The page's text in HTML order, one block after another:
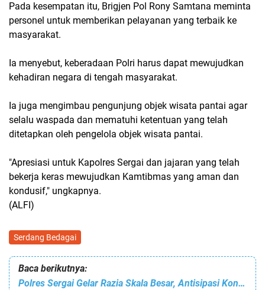
Pada kesempatan itu, Brigjen Pol Rony Samtana meminta
personel untuk memberikan pelayanan yang terbaik ke
masyarakat.
Ia menyebut, keberadaan Polri harus dapat mewujudkan
kehadiran negara di tengah masyarakat.
Ia juga mengimbau pengunjung objek wisata pantai agar
selalu waspada dan mematuhi ketentuan yang telah
ditetapkan oleh pengelola objek wisata pantai.
"Apresiasi untuk Kapolres Sergai dan jajaran yang telah
bekerja keras mewujudkan Kamtibmas yang aman dan
kondusif," ungkapnya.
(ALFI)
Serdang Bedagai
Baca berikutnya:
Polres Sergai Gelar Razia Skala Besar, Antisipasi Konvoi Touring Pengendara Sepeda Motor Yang Ganggu Ketertiban